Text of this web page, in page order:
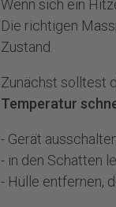
Wenn sich ein
Die richtigen
Zustand.
Zunächst solltest
Temperatur
- Gerät
- in den Schatten
- Hülle entfernen,